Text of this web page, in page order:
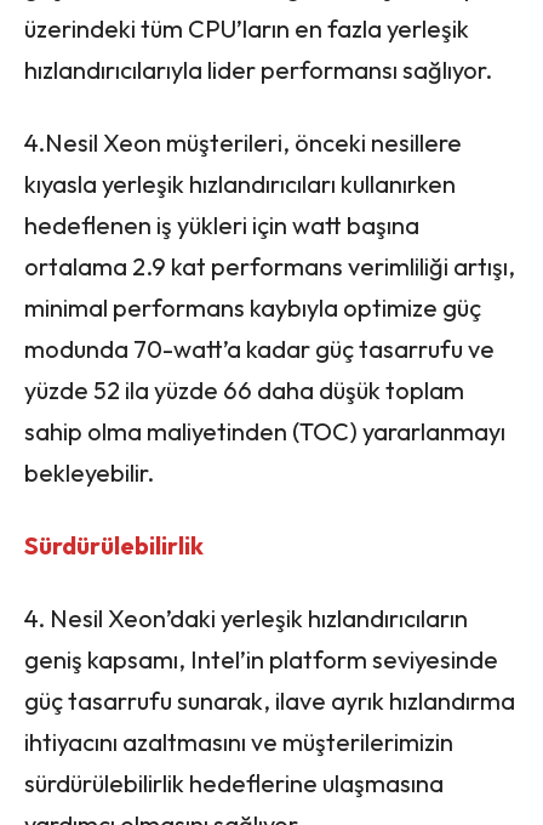
üzerindeki tüm CPU’ların en fazla yerleşik
hızlandırıcılarıyla lider performansı sağlıyor.
4.Nesil Xeon müşterileri, önceki nesillere
kıyasla yerleşik hızlandırıcıları kullanırken
hedeflenen iş yükleri için watt başına
ortalama 2.9 kat performans verimliliği artışı,
minimal performans kaybıyla optimize güç
modunda 70-watt’a kadar güç tasarrufu ve
yüzde 52 ila yüzde 66 daha düşük toplam
sahip olma maliyetinden (TOC) yararlanmayı
bekleyebilir.
Sürdürülebilirlik
4. Nesil Xeon’daki yerleşik hızlandırıcıların
geniş kapsamı, Intel’in platform seviyesinde
güç tasarrufu sunarak, ilave ayrık hızlandırma
ihtiyacını azaltmasını ve müşterilerimizin
sürdürülebilirlik hedeflerine ulaşmasına